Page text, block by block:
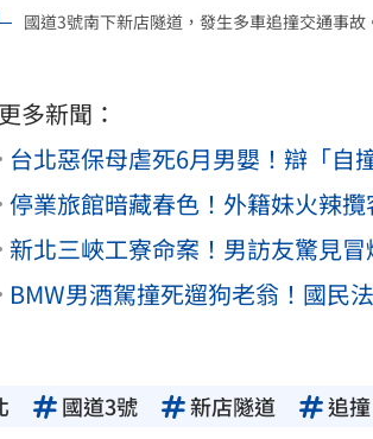
國道3號南下新店隧道，發生多車追撞交通事
更多新聞：
台北惡保母虐死6月男嬰！辯「
停業旅館暗藏春色！外籍妹火辣
新北三峽工寮命案！男訪友驚見
BMW男酒駕撞死遛狗老翁！國
國道3號 新店隧道 追撞